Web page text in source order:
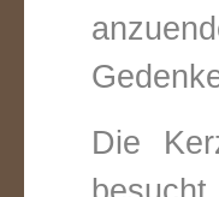
Die